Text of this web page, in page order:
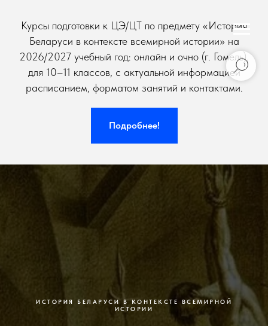
Курсы подготовки к ЦЭ/ЦТ по предмету «История
Беларуси в контексте всемирной истории» на
2026/2027 учебный год: онлайн и очно (г. Гомель),
для 10–11 классов, с актуальной информацией
расписанием, форматом занятий и контактами.
Подробнее!
ИСТОРИЯ БЕЛАРУСИ В КОНТЕКСТЕ ВСЕМИРНОЙ
ИСТОРИИ